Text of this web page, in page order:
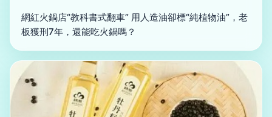
網紅火鍋店“教科書式翻車” 用人造油卻標“純植物油”，老
板獲刑7年，還能吃火鍋嗎？